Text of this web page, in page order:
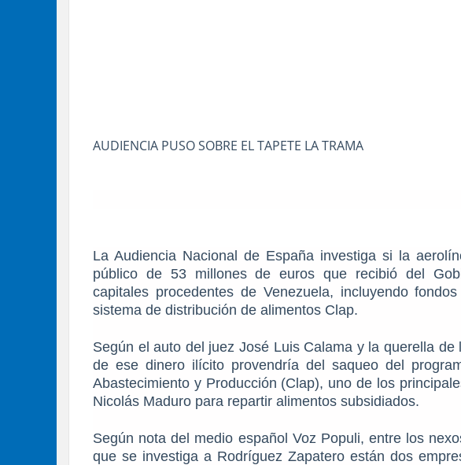
AUDIENCIA PUSO SOBRE EL TAPETE LA TRAMA
La Audiencia Nacional de España investiga si la
público de 53 millones de euros que recibió del
capitales procedentes de Venezuela, incluyendo
sistema de distribución de alimentos Clap.
Según el auto del juez José Luis Calama y la querella
de ese dinero ilícito provendría del saqueo del
Abastecimiento y Producción (Clap), uno de los
Nicolás Maduro para repartir alimentos subsidiados.
Según nota del medio español Voz Populi, entre los
que se investiga a Rodríguez Zapatero están dos